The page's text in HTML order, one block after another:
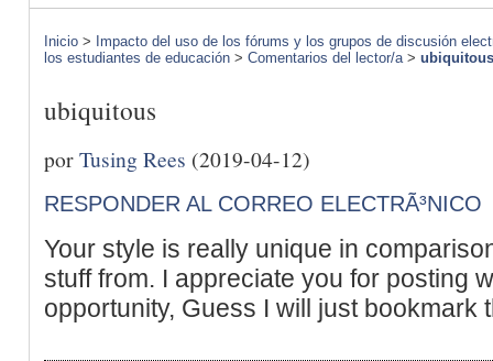
Inicio > Impacto del uso de los fórums y los grupos de discusión
los estudiantes de educación > Comentarios del lector/a> ubiquitous
ubiquitous
porTusing Rees (2019-04-12)
RESPONDER AL CORREO ELECTRÃ³NICO
Your style is really unique in
stuff from. I appreciate you for posting
opportunity, Guess I will just bookmark